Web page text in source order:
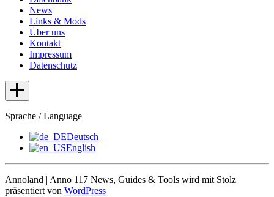
News
Links & Mods
Über uns
Kontakt
Impressum
Datenschutz
Sprache / Language
Deutsch
English
Annoland | Anno 117 News, Guides & Tools wird mit Stolz
präsentiert von WordPress